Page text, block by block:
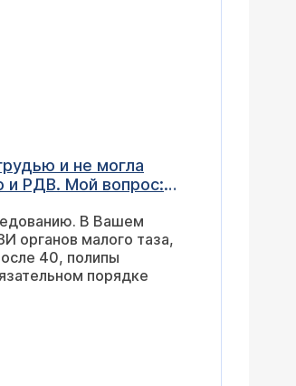
и не могла
и РДВ. Мой вопрос:
не бывает,
осложнений после
В Вашем
органов малого таза,
40, полипы
порядке